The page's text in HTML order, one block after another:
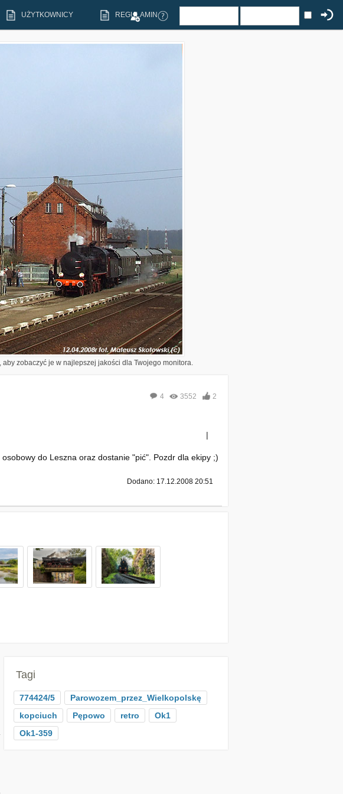
UŻYTKOWNICY REGULAMIN
zobaczyć je w najlepszej jakości dla Twojego monitora.
4 3552 2
|
do Leszna oraz dostanie "pić". Pozdr dla ekipy ;)
Dodano: 17.12.2008 20:51
Tagi
774424/5
Parowozem_przez_Wielkopolskę
kopciuch
Pępowo retro
Ok1
Ok1-359